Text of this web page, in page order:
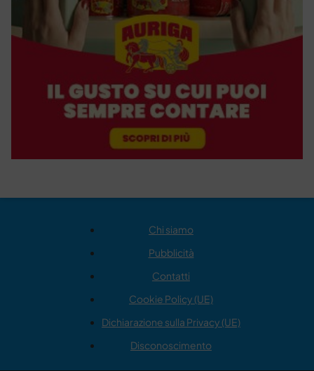
Chi siamo
Pubblicità
Contatti
Cookie Policy (UE)
Dichiarazione sulla Privacy (UE)
Disconoscimento